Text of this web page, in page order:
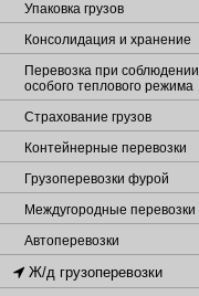
Упаковка грузов
Консолидация и хранение
Перевозка при соблюдении
особого теплового режима
Страхование грузов
Контейнерные перевозки
Грузоперевозки фурой
Междугородные перевозки
Автоперевозки
Ж/д грузоперевозки